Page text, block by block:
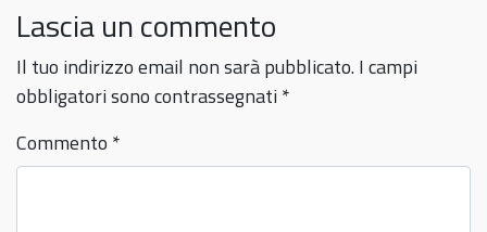
Lascia un commento
Il tuo indirizzo email non sarà pubblicato.I campi
obbligatori sono contrassegnati*
Commento *